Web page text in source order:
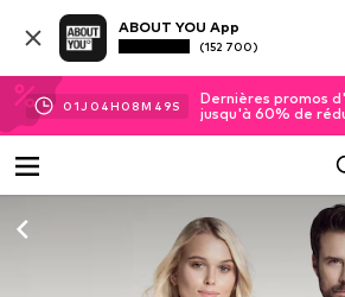
ABOUT YOU App
(152 700)
01J 04H 08M 48S
Dernières promos
jusqu'à 60% de